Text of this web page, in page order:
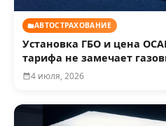
АВТОСТРАХОВАНИЕ
Установка ГБО и цена
тарифа не замечает
4 июля, 2026